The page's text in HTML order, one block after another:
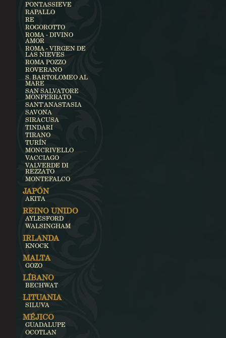
PONTASSIEVE
RAPALLO
RE
ROGOROTTO
ROMA - DIVINO
AMOR
ROMA - VIRGEN DE
LAS NIEVES
ROMA POZZO
ROVERANO
S. BARTOLOMEO AL
MARE
SAN SALVATORE
MONFERRATO
SANT'ANASTASIA
SAVONA
SIRACUSA
TINDARI
TIRANO
TURÍN
MONCRIVELLO
VACCIAGO
VALVERDE DI
REZZATO
MONTEFALCO
JAPÓN
AKITA
REINO UNIDO
AYLESFORD
WALSINGHAM
IRLANDA
KNOCK
MALTA
GOZO
LÍBANO
BECHWAT
LITUANIA
SILUVA
MÉJICO
GUADALUPE
OCOTLAN